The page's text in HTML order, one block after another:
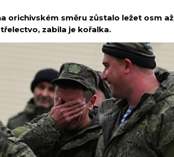
orichivském směru zůstalo ležet osm až
zabila je kořalka.